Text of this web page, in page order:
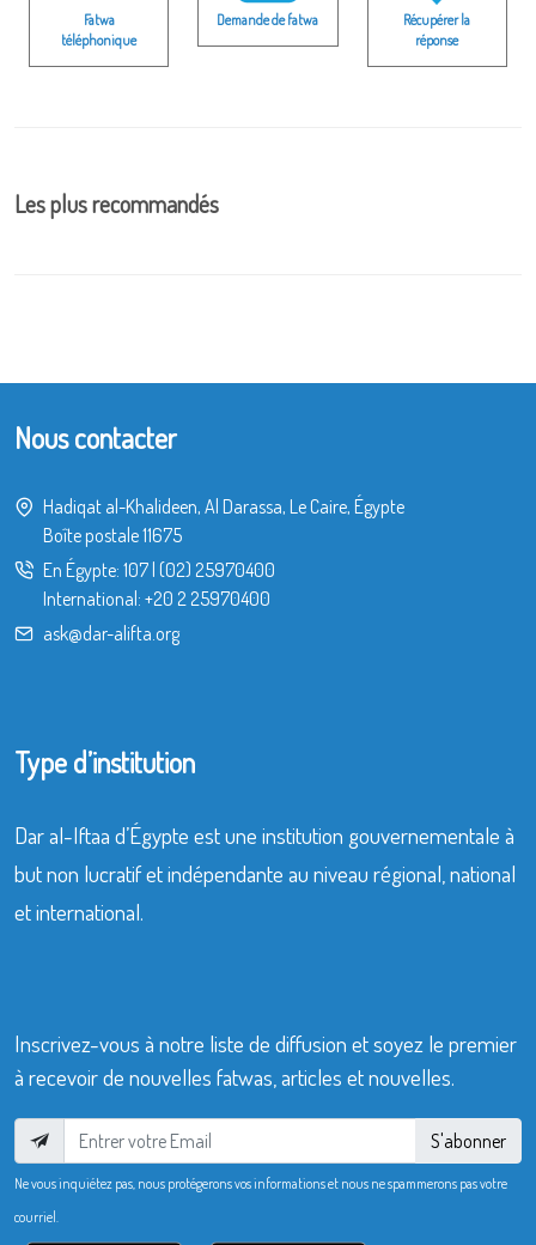
Fatwa
téléphonique
Demande de fatwa
Récupérer la
réponse
Les plus recommandés
Nous contacter
Hadiqat al-Khalideen, Al Darassa, Le Caire, Égypte
Boîte postale 11675
En Égypte: 107| (02) 25970400
International: +20 2 25970400
ask@dar-alifta.org
Type d’institution
Dar al-Iftaa d’Égypte est une institution gouvernementale à
but non lucratif et indépendante au niveau régional, national
et international.
Inscrivez-vous à notre liste de diffusion et soyez le premier
à recevoir de nouvelles fatwas, articles et nouvelles.
S'abonner
Ne vous inquiétez pas, nous protégerons vos informations et nous ne spammerons pas votre
courriel.